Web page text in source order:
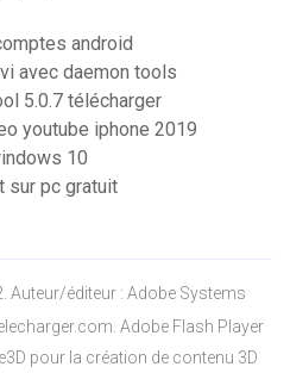
android
avec daemon tools
5.0.7 télécharger
youtube iphone 2019
10
sur pc gratuit
Auteur/éditeur : Adobe Systems
Adobe Flash Player
pour la création de contenu 3D